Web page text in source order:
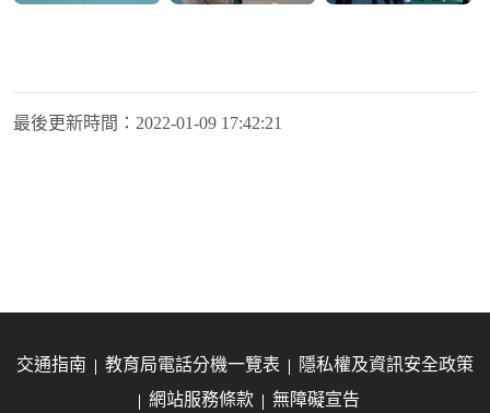
最後更新時間： 2022-01-09 17:42:21
交通指南 教育局電話分機一覽表
隱私權及資訊安全政策
網站服務條款
無障礙宣告